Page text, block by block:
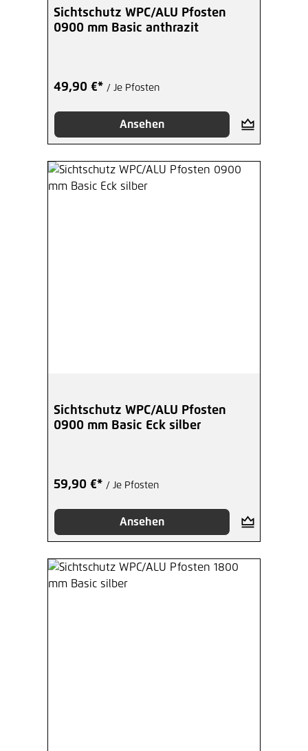
Sichtschutz WPC/ALU Pfosten
0900 mm Basic anthrazit
49,90 €* / Je Pfosten
Ansehen
Sichtschutz WPC/ALU Pfosten
0900 mm Basic Eck silber
59,90 €* / Je Pfosten
Ansehen